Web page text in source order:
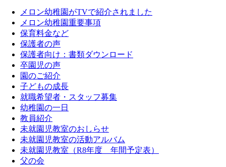
メロン幼稚園がTVで紹介されました
メロン幼稚園重要事項
保育料金など
保護者の声
保護者向け：書類ダウンロード
卒園児の声
園のご紹介
子どもの成長
就職希望者・スタッフ募集
幼稚園の一日
教員紹介
未就園児教室のおしらせ
未就園児教室の活動アルバム
未就園児教室（R8年度 年間予定表）
父の会